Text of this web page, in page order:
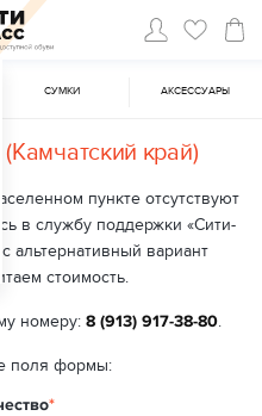
CУМКИ АКСЕССУАРЫ
край)
пункте отсутствуют
в службу поддержки «Сити-
альтернативный вариант
стоимость.
номеру: 8 (913) 917-38-80.
поля формы: